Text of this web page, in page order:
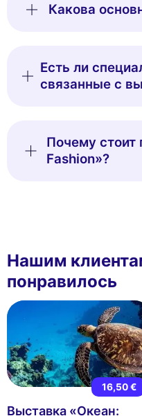
Какова
Есть ли
связанные с
Почему стоит
Fashion»?
Нашим
понравилось
16,50 €
Выставка «Океан: